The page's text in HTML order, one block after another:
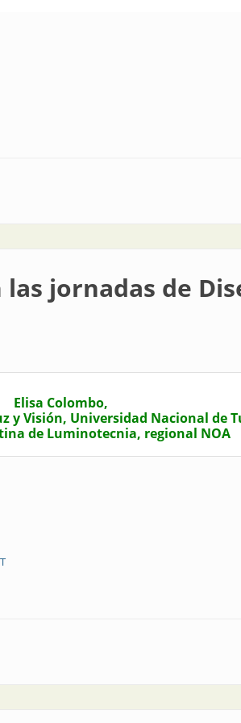
jornadas de
Elisa Colombo,
y Visión, Universidad Nacional de
de Luminotecnia, regional NOA
en el Bicentenario, en NOA